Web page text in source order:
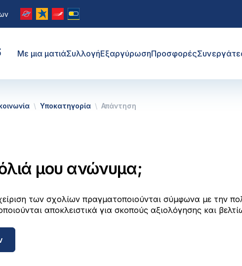
Με μια ματιάΣυλλογήΕξαργύρωσηΠροσφορές
Υποκατηγορία Απάντηση
μου ανώνυμα;
των σχολίων πραγματοποιούνται σύμφωνα με την
αποκλειστικά για σκοπούς αξιολόγησης και